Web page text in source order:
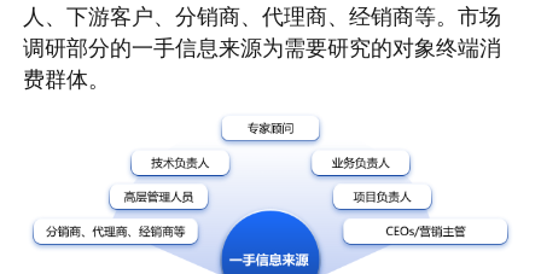
人、下游客户、分销商、代理商、经销商等。市场
调研部分的一手信息来源为需要研究的对象终端消
费群体。